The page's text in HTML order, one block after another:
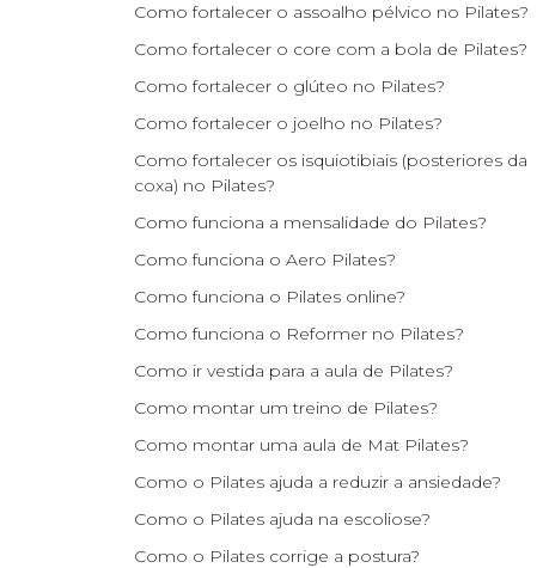
Como fortalecer o assoalho pélvico no Pilates?
Como fortalecer o core com a bola de Pilates?
Como fortalecer o glúteo no Pilates?
Como fortalecer o joelho no Pilates?
Como fortalecer os isquiotibiais (posteriores da
coxa) no Pilates?
Como funciona a mensalidade do Pilates?
Como funciona o Aero Pilates?
Como funciona o Pilates online?
Como funciona o Reformer no Pilates?
Como ir vestida para a aula de Pilates?
Como montar um treino de Pilates?
Como montar uma aula de Mat Pilates?
Como o Pilates ajuda a reduzir a ansiedade?
Como o Pilates ajuda na escoliose?
Como o Pilates corrige a postura?